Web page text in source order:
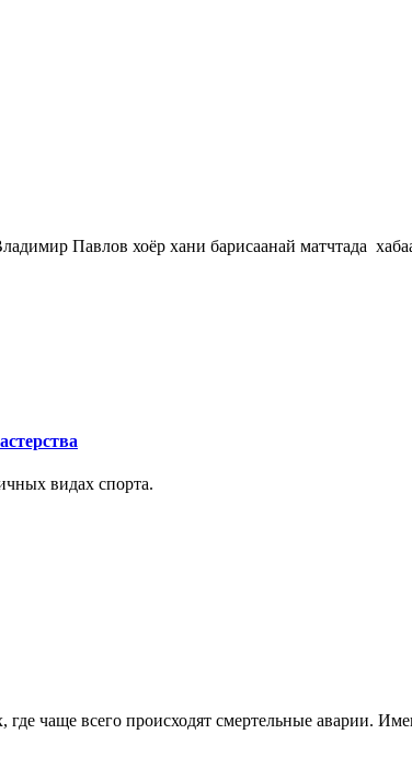
Павлов хоёр хани барисаанай матчтада
видах спорта.
чаще всего происходят смертельные аварии.